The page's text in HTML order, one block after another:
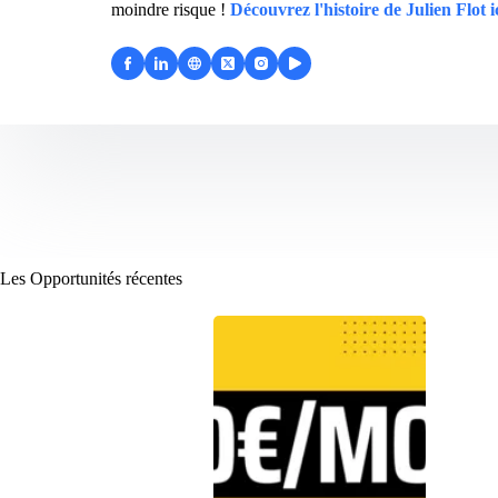
moindre risque ! Découvrez l'histoire de Julien Flot
Les Opportunités récentes